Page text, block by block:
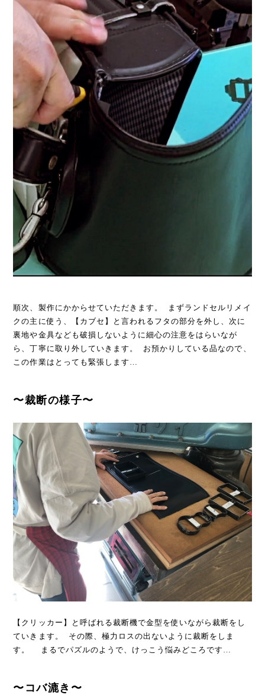
順次、製作にかからせていただきます。 まずランドセルリメイ
クの主に使う、【カブセ】と言われるフタの部分を外し、次に
裏地や金具なども破損しないように細心の注意をはらいなが
ら、丁寧に取り外していきます。 お預かりしている品なので、
この作業はとっても緊張します…
〜裁断の様子〜
【クリッカー】と呼ばれる裁断機で金型を使いながら裁断をし
ていきます。 その際、極力ロスの出ないように裁断をしま
す。 まるでパズルのようで、けっこう悩みどころです…
〜コバ漉き〜